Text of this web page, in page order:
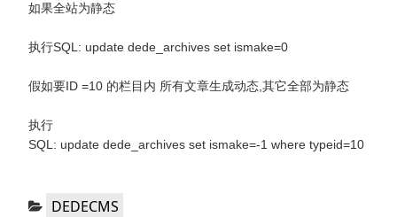
如果全站为静态
执行SQL: update dede_archives set ismake=0
假如要ID =10 的栏目内 所有文章生成动态,其它全部为静态
执行
SQL: update dede_archives set ismake=-1 where typeid=10
分
DEDECMS